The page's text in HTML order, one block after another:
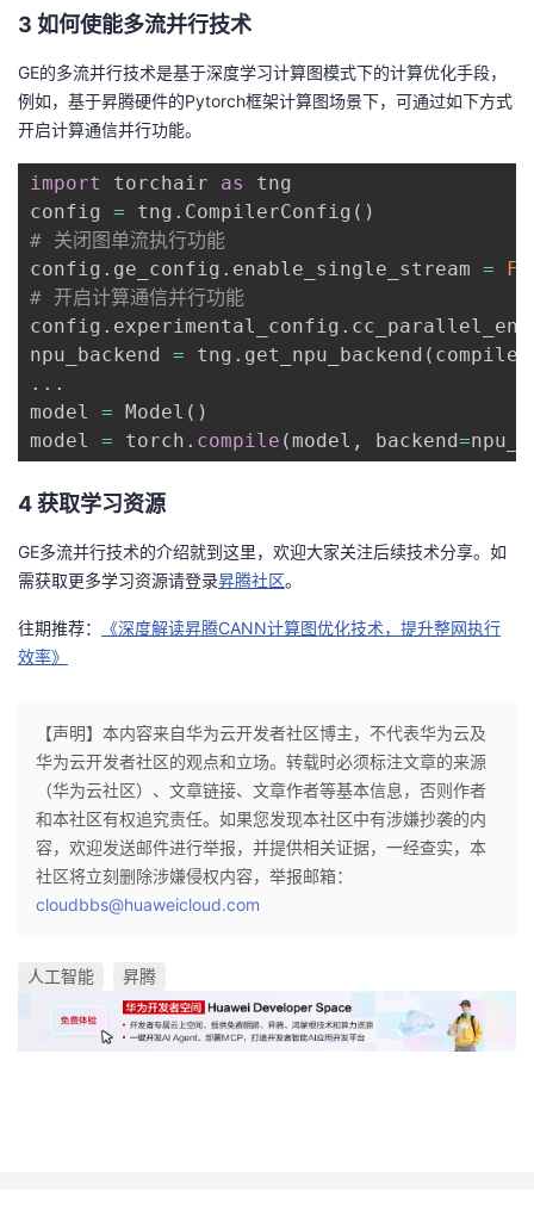
3 如何使能多流并行技术
GE的多流并行技术是基于深度学习计算图模式下的计算优化手段，
例如，基于昇腾硬件的Pytorch框架计算图场景下，可通过如下方式
开启计算通信并行功能。
import torchair as
tng
config = tng . CompilerConfig ( )
# 关闭图单流执行功能
config . ge_config . enable_single_stream =
# 开启计算通信并行功能
config . experimental_config .
npu_backend = tng . get_npu_backend (
. . .
model = Model ( )
model = torch . compile ( model , backend=
4 获取学习资源
GE多流并行技术的介绍就到这里，欢迎大家关注后续技术分享。如
需获取更多学习资源请登录昇腾社区。
往期推荐：
《深度解读昇腾CANN计算图优化技术，提升整网执行
效率》
【声明】本内容来自华为云开发者社区博主，不代表华为云及
华为云开发者社区的观点和立场。转载时必须标注文章的来源
（华为云社区）、文章链接、文章作者等基本信息，否则作者
和本社区有权追究责任。如果您发现本社区中有涉嫌抄袭的内
容，欢迎发送邮件进行举报，并提供相关证据，一经查实，本
社区将立刻删除涉嫌侵权内容，举报邮箱：
cloudbbs@huaweicloud.com
人工智能 昇腾